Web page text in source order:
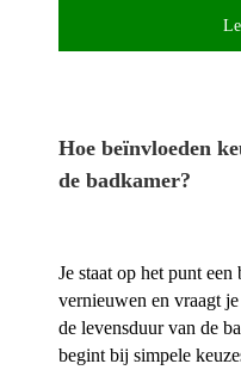
Hoe beïnvloeden
de badkamer?
Je staat op het punt
vernieuwen en vraagt
de levensduur van de
begint bij simpele